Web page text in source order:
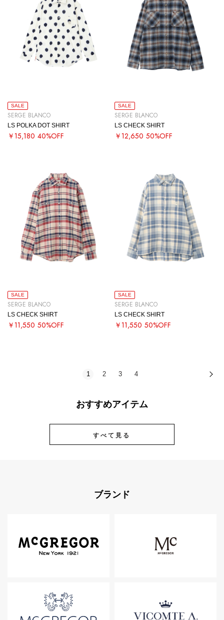
SALE
SERGE BLANCO
LS POLKA DOT SHIRT
￥15,180 40%OFF
SALE
SERGE BLANCO
LS CHECK SHIRT
￥12,650 50%OFF
SALE
SERGE BLANCO
LS CHECK SHIRT
￥11,550 50%OFF
SALE
SERGE BLANCO
LS CHECK SHIRT
￥11,550 50%OFF
1 2 3 4
おすすめアイテム
すべて見る
ブランド